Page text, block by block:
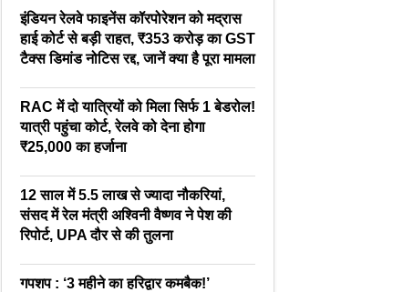
इंडियन रेलवे फाइनेंस कॉरपोरेशन को मद्रास
हाई कोर्ट से बड़ी राहत, ₹353 करोड़ का GST
टैक्स डिमांड नोटिस रद्द, जानें क्या है पूरा मामला
RAC में दो यात्रियों को मिला सिर्फ 1 बेडरोल!
यात्री पहुंचा कोर्ट, रेलवे को देना होगा
₹25,000 का हर्जाना
12 साल में 5.5 लाख से ज्यादा नौकरियां,
संसद में रेल मंत्री अश्विनी वैष्णव ने पेश की
रिपोर्ट, UPA दौर से की तुलना
गपशप : ‘3 महीने का हरिद्वार कमबैक!’